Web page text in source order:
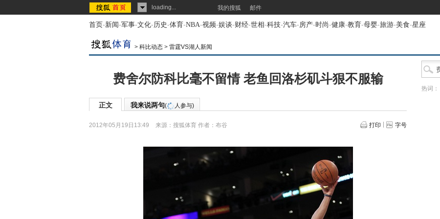
loading... 我的搜狐 邮件
首页-新闻-军事-文化-历史-体育-NBA-视频-娱谈-财经-世相-科技-汽车-房产-时尚-健康-教育-母婴-旅游-美食-星座
> 科比动态 > 雷霆VS湖人新闻
费舍尔防科比毫不留情 老鱼回洛杉矶斗狠不服输
正文 我来说两句( 人参与)
2012年05月19日13:49 来源： 搜狐体育 作者：布谷 打印 字号
热词：